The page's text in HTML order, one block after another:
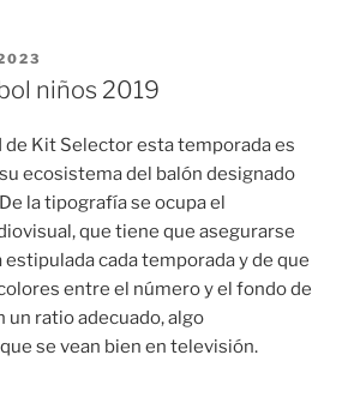
niños 2019
de Kit Selector esta temporada es
ecosistema del balón designado
la tipografía se ocupa el
que tiene que asegurarse
cada temporada y de que
entre el número y el fondo de
un ratio adecuado, algo
se vean bien en televisión.